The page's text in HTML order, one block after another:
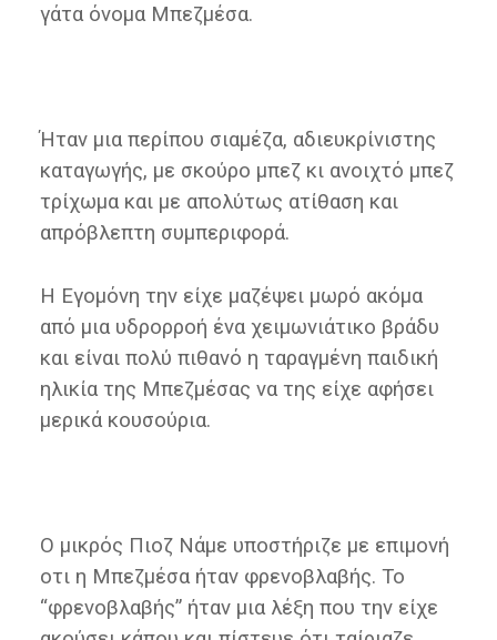
γάτα όνομα Μπεζμέσα.
Ήταν μια περίπου σιαμέζα, αδιευκρίνιστης
καταγωγής, με σκούρο μπεζ κι ανοιχτό μπεζ
τρίχωμα και με απολύτως ατίθαση και
απρόβλεπτη συμπεριφορά.
Η Εγομόνη την είχε μαζέψει μωρό ακόμα
από μια υδρορροή ένα χειμωνιάτικο βράδυ
και είναι πολύ πιθανό η ταραγμένη παιδική
ηλικία της Μπεζμέσας να της είχε αφήσει
μερικά κουσούρια.
Ο μικρός Πιοζ Νάμε υποστήριζε με επιμονή
οτι η Μπεζμέσα ήταν φρενοβλαβής. Το
“φρενοβλαβής” ήταν μια λέξη που την είχε